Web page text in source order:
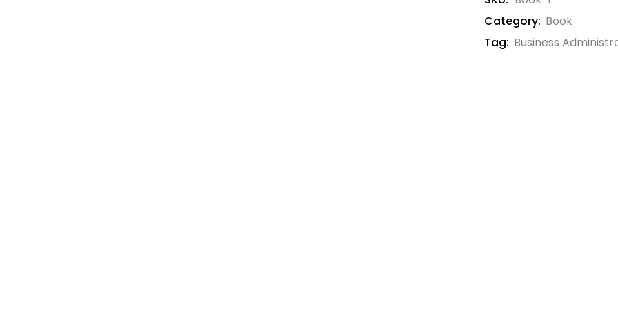
Category: Book
Tag: Business